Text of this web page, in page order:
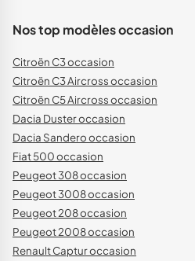
Nos top modèles occasion
Citroën C3 occasion
Citroën C3 Aircross occasion
Citroën C5 Aircross occasion
Dacia Duster occasion
Dacia Sandero occasion
Fiat 500 occasion
Peugeot 308 occasion
Peugeot 3008 occasion
Peugeot 208 occasion
Peugeot 2008 occasion
Renault Captur occasion